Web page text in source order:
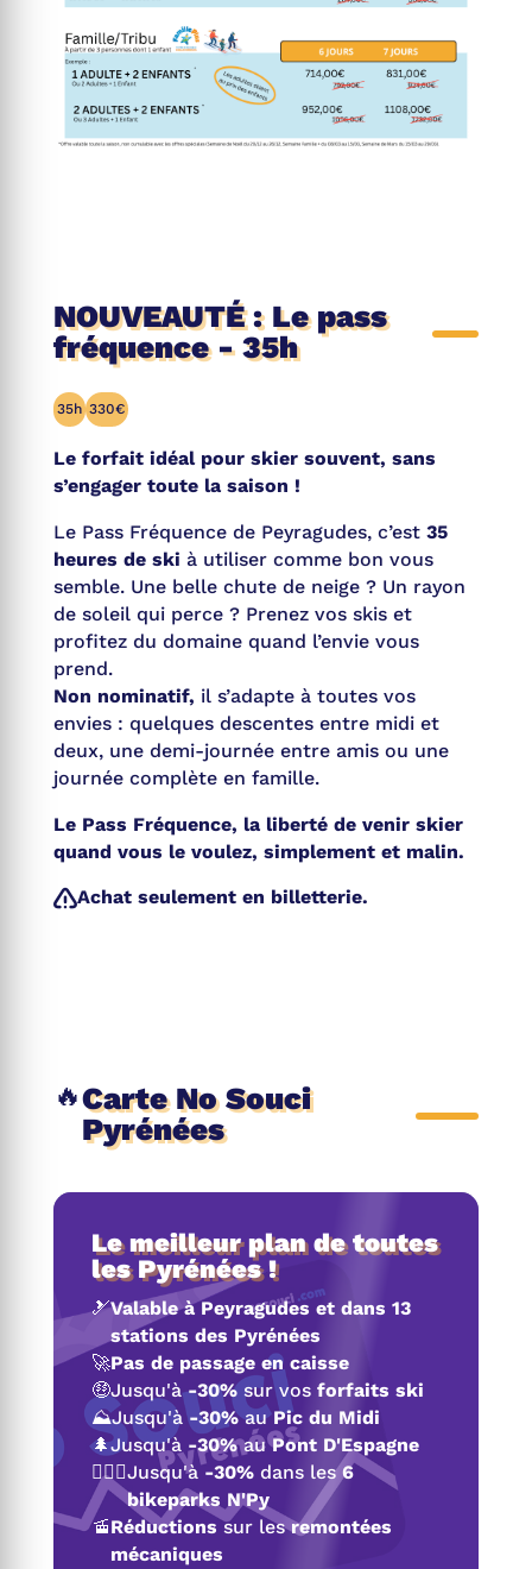
NOUVEAUTÉ : Le pass
fréquence - 35h
35h 330€
Le forfait idéal pour skier souvent, sans
s’engager toute la saison !
Le Pass Fréquence de Peyragudes, c’est 35
heures de ski à utiliser comme bon vous
semble. Une belle chute de neige ? Un rayon
de soleil qui perce ? Prenez vos skis et
profitez du domaine quand l’envie vous
prend.
Non nominatif, il s’adapte à toutes vos
envies : quelques descentes entre midi et
deux, une demi-journée entre amis ou une
journée complète en famille.
Le Pass Fréquence, la liberté de venir skier
quand vous le voulez, simplement et malin.
Achat seulement en billetterie.
🔥Carte No Souci
Pyrénées
Le meilleur plan de toutes
les Pyrénées !
🎿Valable à Peyragudes et dans 13
stations des Pyrénées
🚀Pas de passage en caisse
🤑Jusqu'à-30%sur vos forfaits ski
⛰️Jusqu'à-30%auPic du Midi
🌲Jusqu'à -30%auPont D'Espagne
🚴🏼‍♂️Jusqu'à-30%dans les6
bikeparks N'Py
🚡Réductionssur lesremontées
mécaniques